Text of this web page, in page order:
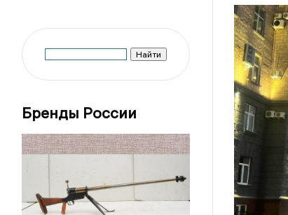
Бренды России